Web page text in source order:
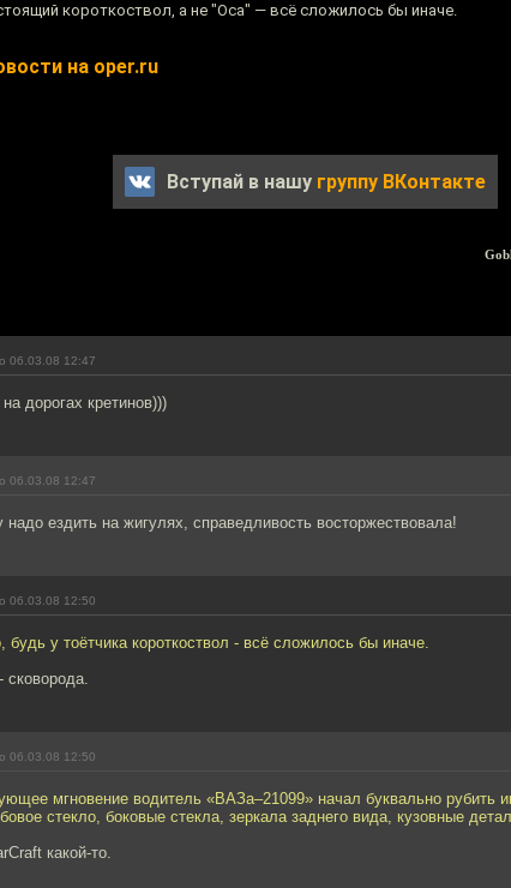
короткоствол, а не "Оса" — всё сложилось бы иначе.
на oper.ru
Вступай в нашу группу ВКонтакте
06.03.08 12:47
дорогах кретинов)))
06.03.08 12:47
надо ездить на жигулях, справедливость восторжествовала!
06.03.08 12:50
будь у тоётчика короткоствол - всё сложилось бы иначе.
06.03.08 12:50
мгновение водитель «ВАЗа–21099» начал буквально рубить
стекло, боковые стекла, зеркала заднего вида, кузовные
какой-то.